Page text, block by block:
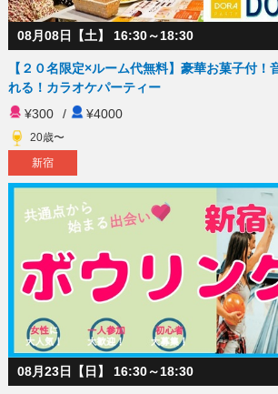
08月08日【土】 16:30～18:30
【２０名限定×ルーム代無料】豪華お菓子付！
れる！カラオケパーティー
¥300
/ ¥4000
20歳〜
新宿
08月23日【日】 16:30～18:30